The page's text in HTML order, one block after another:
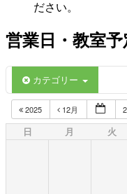
ださい。
営業日・教室
カテゴリー
2025 12月
日 月 火